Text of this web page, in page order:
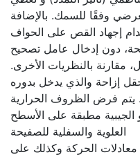
وفقًا للسمك. بالإضافة
إجهاد القص على الحواف
دون إدخال عامل تصحيح
مقارنة بالنظريات الأخرى.
إزاحة والذي يدخل بدوره
يتم فرض الظروف الحرارية
الجيبية مطبقة على الأسطح
العلوية والسفلية للصفيحة
الحركة وكذلك على